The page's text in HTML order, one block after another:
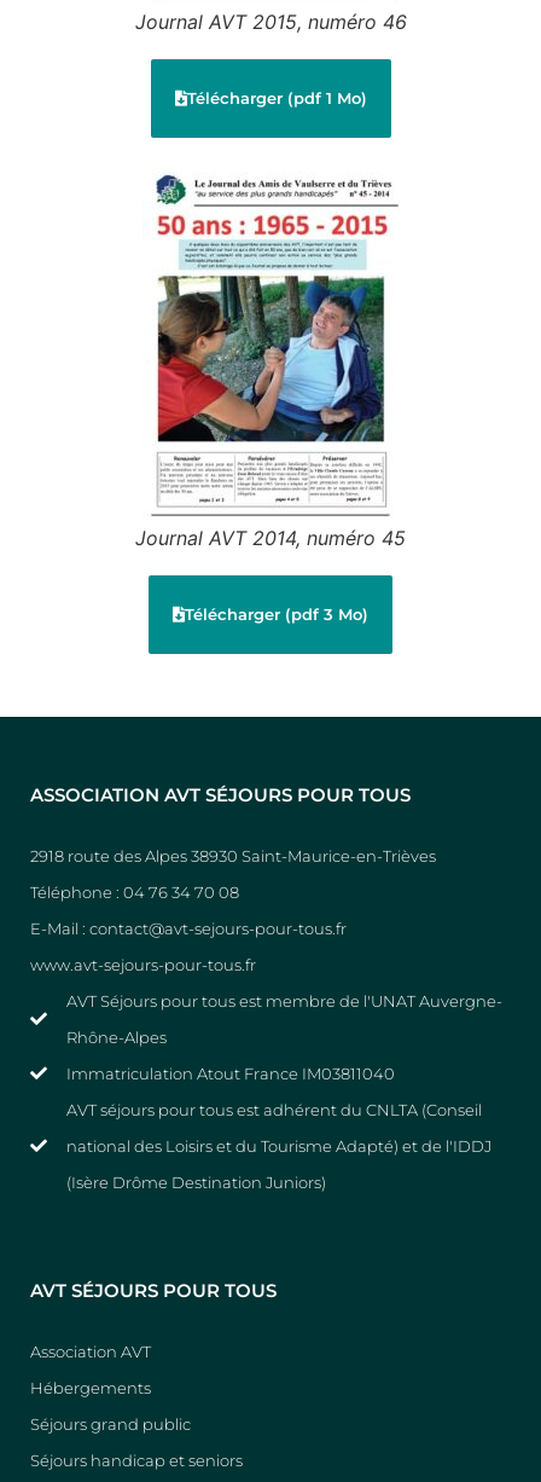
Journal AVT 2015, numéro 46
Télécharger (pdf 1 Mo)
Journal AVT 2014, numéro 45
Télécharger (pdf 3 Mo)
ASSOCIATION AVT SÉJOURS POUR TOUS
2918 route des Alpes 38930 Saint-Maurice-en-Trièves
Téléphone : 04 76 34 70 08
E-Mail : contact@avt-sejours-pour-tous.fr
www.avt-sejours-pour-tous.fr
AVT Séjours pour tous est membre de l'UNAT Auvergne-
Rhône-Alpes
Immatriculation Atout France IM03811040
AVT séjours pour tous est adhérent du CNLTA (Conseil
national des Loisirs et du Tourisme Adapté) et de l'IDDJ
(Isère Drôme Destination Juniors)
AVT SÉJOURS POUR TOUS
Association AVT
Hébergements
Séjours grand public
Séjours handicap et seniors